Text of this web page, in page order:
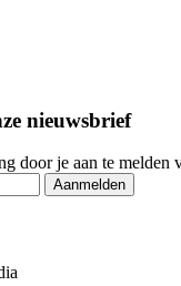
nieuwsbrief
door je aan te melden
Aanmelden